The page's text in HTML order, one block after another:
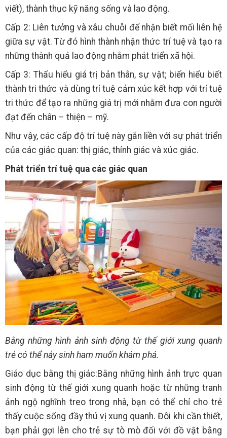
viết), thành thục kỹ năng sống và lao động.
Cấp 2: Liên tưởng và xâu chuỗi để nhận biết mối liên hệ
giữa sự vật. Từ đó hình thành nhận thức trí tuệ và tạo ra
những thành quả lao động nhằm phát triển xã hội.
Cấp 3: Thấu hiểu giá trị bản thân, sự vật; biến hiểu biết
thành tri thức và dùng trí tuệ cảm xúc kết hợp với trí tuệ
tri thức để tạo ra những giá trị mới nhằm đưa con người
đạt đến chân – thiện – mỹ.
Như vậy, các cấp độ trí tuệ này gắn liền với sự phát triển
của các giác quan: thị giác, thính giác và xúc giác.
Phát triển trí tuệ qua các giác quan
Bằng những hình ảnh sinh động từ thế giới xung quanh
trẻ có thể nảy sinh ham muốn khám phá.
Giáo dục bằng thị giác:Bằng những hình ảnh trực quan
sinh động từ thế giới xung quanh hoặc từ những tranh
ảnh ngộ nghĩnh treo trong nhà, bạn có thể chỉ cho trẻ
thấy cuộc sống đầy thú vị xung quanh. Đôi khi cần thiết,
bạn phải gợi lên cho trẻ sự tò mò đối với đồ vật bằng